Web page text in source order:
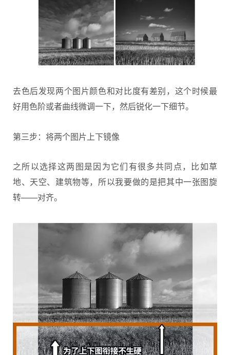
去色后发现两个图片颜色和对比度有差别，这个时候最
好用色阶或者曲线微调一下，然后锐化一下细节。
第三步：将两个图片上下镜像
之所以选择这两图是因为它们有很多共同点，比如草
地、天空、建筑物等，所以我要做的是把其中一张图旋
转——对齐。